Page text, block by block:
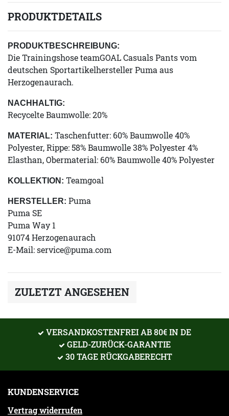
PRODUKTDETAILS
PRODUKTBESCHREIBUNG:
Die Trainingshose teamGOAL Casuals Pants vom
deutschen Sportartikelhersteller Puma aus
Herzogenaurach.
NACHHALTIG:
Recycelte Baumwolle: 20%
MATERIAL: Taschenfutter: 60% Baumwolle 40%
Polyester, Rippe: 58% Baumwolle 38% Polyester 4%
Elasthan, Obermaterial: 60% Baumwolle 40% Polyester
KOLLEKTION: Teamgoal
HERSTELLER: Puma
Puma SE
Puma Way 1
91074 Herzogenaurach
E-Mail:service@puma.com
ZULETZT ANGESEHEN
VERSANDKOSTENFREI AB 80€ IN DE
GELD-ZURÜCK-GARANTIE
30 TAGE RÜCKGABERECHT
KUNDENSERVICE
Vertrag widerrufen